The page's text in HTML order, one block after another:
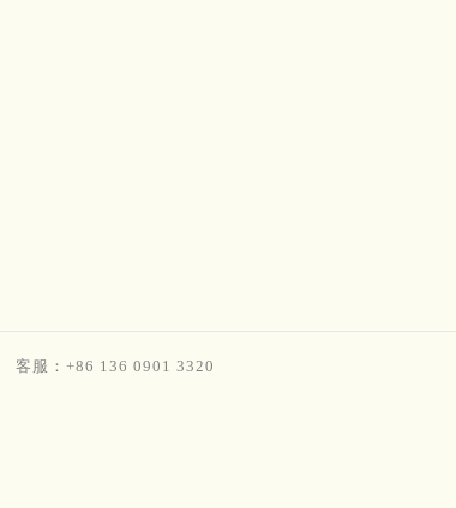
客服：+86 136 0901 3320